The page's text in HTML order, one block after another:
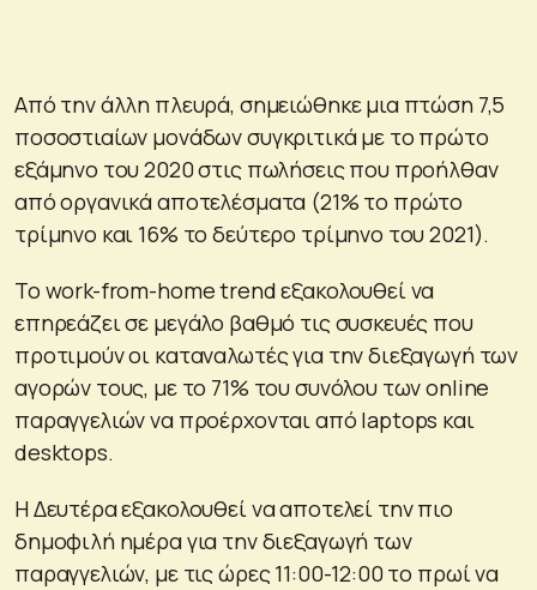
Από την άλλη πλευρά, σημειώθηκε μια πτώση 7,5
ποσοστιαίων μονάδων συγκριτικά με το πρώτο
εξάμηνο του 2020 στις πωλήσεις που προήλθαν
από οργανικά αποτελέσματα (21% το πρώτο
τρίμηνο και 16% το δεύτερο τρίμηνο του 2021).
Το work-from-home trend εξακολουθεί να
επηρεάζει σε μεγάλο βαθμό τις συσκευές που
προτιμούν οι καταναλωτές για την διεξαγωγή των
αγορών τους, με το 71% του συνόλου των online
παραγγελιών να προέρχονται από laptops και
desktops.
Η Δευτέρα εξακολουθεί να αποτελεί την πιο
δημοφιλή ημέρα για την διεξαγωγή των
παραγγελιών, με τις ώρες 11:00-12:00 το πρωί να